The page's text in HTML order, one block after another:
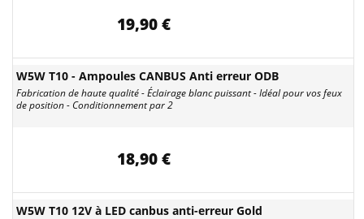
19,90 €
W5W T10 - Ampoules CANBUS Anti erreur ODB
Fabrication de haute qualité - Éclairage blanc puissant - Idéal pour vos feux
de position - Conditionnement par 2
18,90 €
W5W T10 12V à LED canbus anti-erreur Gold